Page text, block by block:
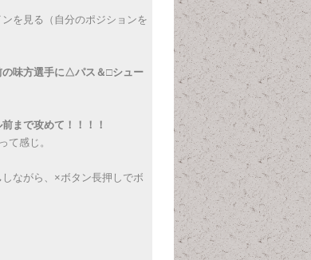
を見る（自分のポジションを
の味方選手に△パス＆□シュー
まで攻めて！！！！
て感じ。
しながら、×ボタン長押しでボ